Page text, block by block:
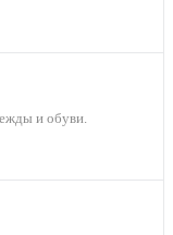
и обуви.